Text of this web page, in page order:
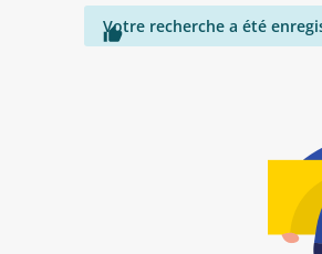

Votre recherche a été